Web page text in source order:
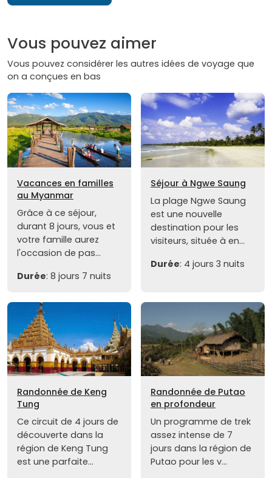
Vous pouvez aimer
Vous pouvez considérer les autres idées de voyage que
on a conçues en bas
Vacances en familles
au Myanmar
Grâce à ce séjour,
durant 8 jours, vous et
votre famille aurez
l'occasion de pas...
Durée: 8 jours 7 nuits
Séjour à Ngwe Saung
La plage Ngwe Saung
est une nouvelle
destination pour les
visiteurs, située à en...
Durée: 4 jours 3 nuits
Randonnée de Keng
Tung
Ce circuit de 4 jours de
découverte dans la
région de Keng Tung
est une parfaite...
Randonnée de Putao
en profondeur
Un programme de trek
assez intense de 7
jours dans la région de
Putao pour les v...